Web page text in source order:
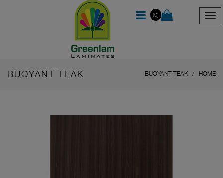
(0)
BUOYANT TEAK HOME
BUOYANT TEAK